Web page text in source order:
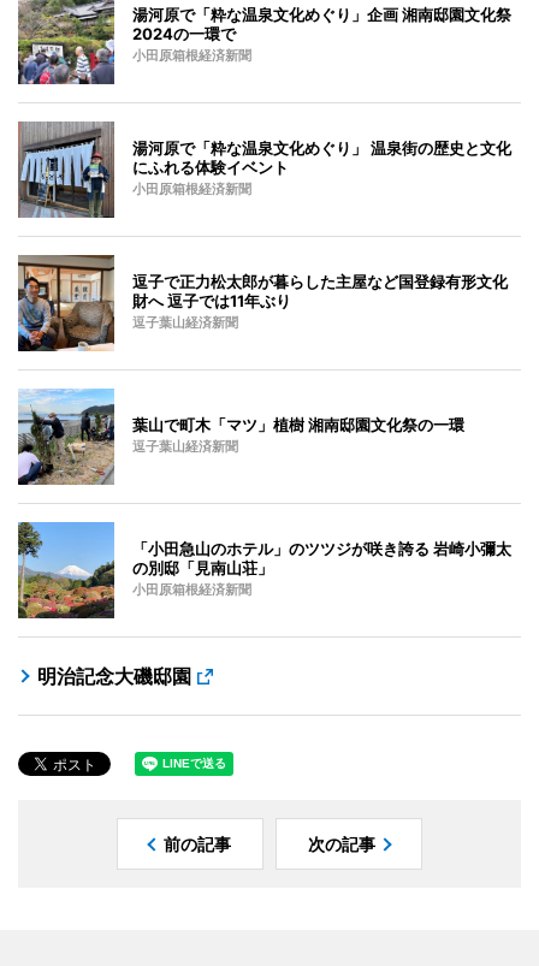
湯河原で「粋な温泉文化めぐり」企画 湘南邸園文化祭
2024の一環で
小田原箱根経済新聞
湯河原で「粋な温泉文化めぐり」 温泉街の歴史と文化
にふれる体験イベント
小田原箱根経済新聞
逗子で正力松太郎が暮らした主屋など国登録有形文化
財へ 逗子では11年ぶり
逗子葉山経済新聞
葉山で町木「マツ」植樹 湘南邸園文化祭の一環
逗子葉山経済新聞
「小田急山のホテル」のツツジが咲き誇る 岩崎小彌太
の別邸「見南山荘」
小田原箱根経済新聞
明治記念大磯邸園
前の記事 次の記事